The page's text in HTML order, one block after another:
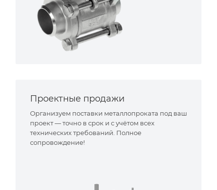
Проектные продажи
Организуем поставки металлопроката под ваш
проект — точно в срок и с учётом всех
технических требований. Полное
сопровождение!